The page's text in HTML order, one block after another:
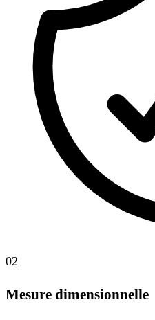
02
Mesure dimensionnelle